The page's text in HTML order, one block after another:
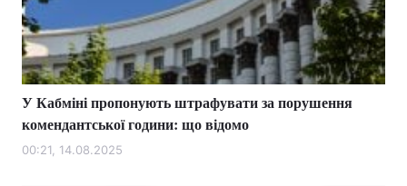
У Кабміні пропонують штрафувати за порушення
комендантської години: що відомо
00:21, 14.08.2025